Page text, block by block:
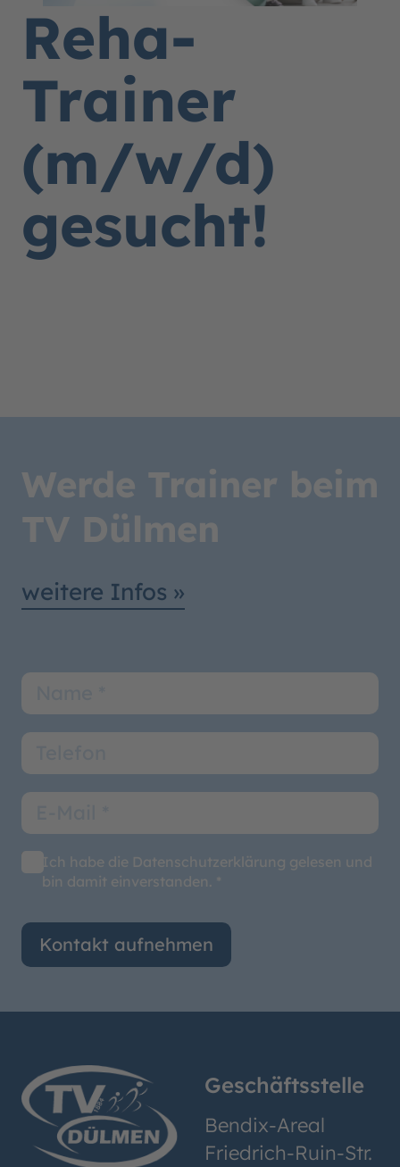
Reha-
Trainer
(m/w/d)
gesucht!
Werde Trainer beim
TV Dülmen
weitere Infos »
Ich habe die Datenschutzerklärung gelesen und
bin damit einverstanden. *
Kontakt aufnehmen
Geschäftsstelle
Bendix-Areal
Friedrich-Ruin-Str.